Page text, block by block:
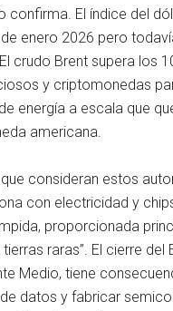
confirma. El índice del
enero 2026 pero
crudo Brent supera los
y criptomonedas
energía a escala que
americana.
consideran estos
con electricidad y
proporcionada
raras”. El cierre del
Medio, tiene
datos y fabricar